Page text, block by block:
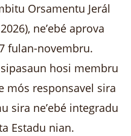
Orsamentu Jerál
ne’ebé aprova
fulan-novembru.
hosi membru
mós responsavel sira
sira ne’ebé integradu
Estadu nian.